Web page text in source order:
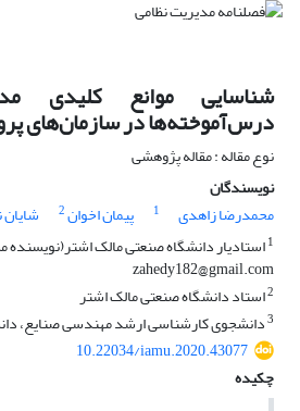
شناسایی موانع کلیدی
درس‌آموخته‌ها در سازمان‌های
نوع مقاله : مقاله پژوهشی
نویسندگان
محمدرضا زاهدی
1 پیمان اخوان2
1استادیار دانشگاه صنعتی مالک
zahedy182@gmail.com
2استاد دانشگاه صنعتی مالک اشتر
3دانشجوی کارشناسی ارشد مهندسی صنایع،
10.22034/iamu.2020.43077
چکیده